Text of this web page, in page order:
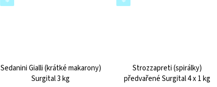
Sedanini Gialli (krátké makarony)
Surgital 3 kg
Strozzapreti (spirálky)
předvařené Surgital 4 x 1 kg